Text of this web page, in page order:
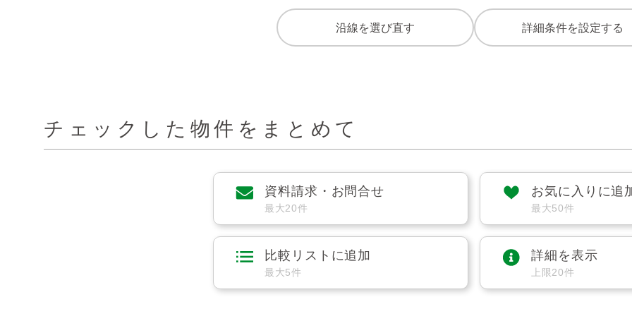
沿線を選び直す 詳細条件を設定する
チェックした物件をまとめて
資料請求・お問合せ
最大20件
お気に入りに追
最大50件
比較リストに追加
最大5件
詳細を表示
上限20件